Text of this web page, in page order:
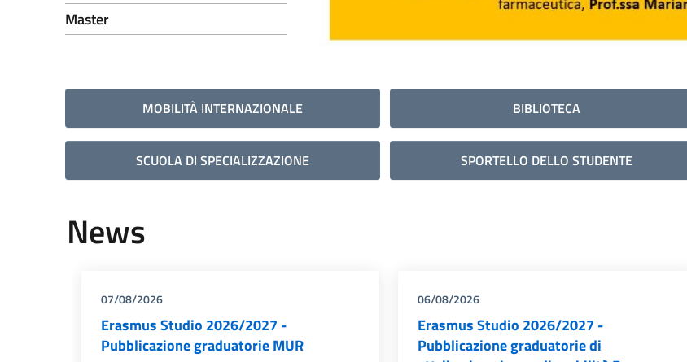
Master
MOBILITÀ INTERNAZIONALE BIBLIOTECA
SCUOLA DI SPECIALIZZAZIONE SPORTELLO DELLO STUDENTE
News
07/08/2026
Erasmus Studio 2026/2027 -
Pubblicazione graduatorie MUR
06/08/2026
Erasmus Studio 2026/2027 -
Pubblicazione graduatorie di